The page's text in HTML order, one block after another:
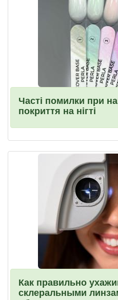
Часті помилки при
покриття на нігті
Как правильно
склеральными